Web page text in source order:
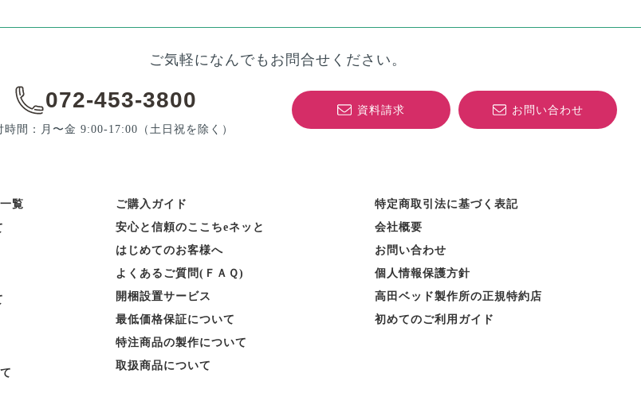
ご気軽になんでもお問合せください。
072-453-3800
時間：月〜金 9:00-17:00 （土日祝を除く）
資料請求 お問い合わせ
覧
ご購入ガイド
安心と信頼のここちeネッと
はじめてのお客様へ
よくあるご質問(ＦＡＱ)
開梱設置サービス
最低価格保証について
特注商品の製作について
取扱商品について
特定商取引法に基づく表記
会社概要
お問い合わせ
個人情報保護方針
高田ベッド製作所の正規特約店
初めてのご利用ガイド